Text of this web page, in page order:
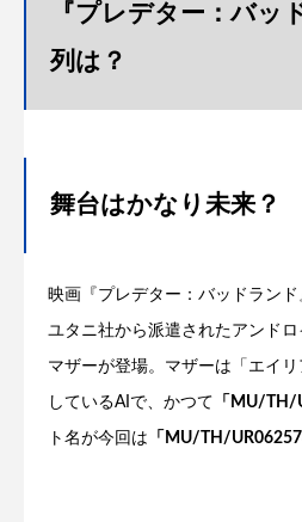
『プレデター：バッ
列は？
舞台はかなり未来？
映画『プレデター：バッドランド
ユタニ社から派遣されたアンド
マザーが登場。マザーは「エイ
しているAIで、かつて 「MU/TH/
ト名が今回は 「MU/TH/